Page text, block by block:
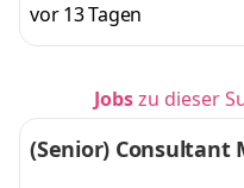
vor 13 Tagen
Jobszu dieser
(Senior) Consultant